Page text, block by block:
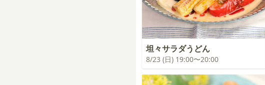
坦々サラダうどん
8/23 (日) 19:00〜20:00